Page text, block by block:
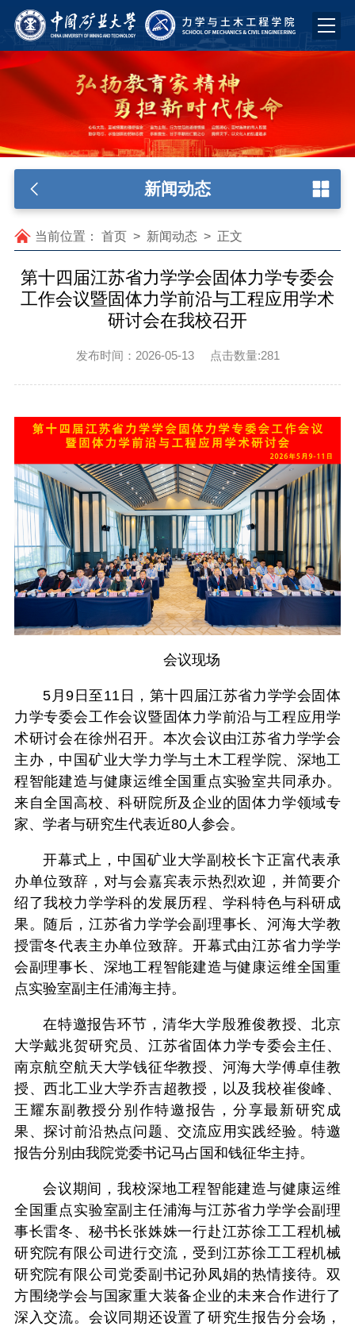
新闻动态
当前位置： 首页> 新闻动态> 正文
第十四届江苏省力学学会固体力学专委会
工作会议暨固体力学前沿与工程应用学术
研讨会在我校召开
发布时间：2026-05-13 点击数量:281
会议现场
5月9日至11日，第十四届江苏省力学学会固体
力学专委会工作会议暨固体力学前沿与工程应用学
术研讨会在徐州召开。本次会议由江苏省力学学会
主办，中国矿业大学力学与土木工程学院、深地工
程智能建造与健康运维全国重点实验室共同承办。
来自全国高校、科研院所及企业的固体力学领域专
家、学者与研究生代表近80人参会。
开幕式上，中国矿业大学副校长卞正富代表承
办单位致辞，对与会嘉宾表示热烈欢迎，并简要介
绍了我校力学学科的发展历程、学科特色与科研成
果。随后，江苏省力学学会副理事长、河海大学教
授雷冬代表主办单位致辞。开幕式由江苏省力学学
会副理事长、深地工程智能建造与健康运维全国重
点实验室副主任浦海主持。
在特邀报告环节，清华大学殷雅俊教授、北京
大学戴兆贺研究员、江苏省固体力学专委会主任、
南京航空航天大学钱征华教授、河海大学傅卓佳教
授、西北工业大学乔吉超教授，以及我校崔俊峰、
王耀东副教授分别作特邀报告，分享最新研究成
果、探讨前沿热点问题、交流应用实践经验。特邀
报告分别由我院党委书记马占国和钱征华主持。
会议期间，我校深地工程智能建造与健康运维
全国重点实验室副主任浦海与江苏省力学学会副理
事长雷冬、秘书长张姝姝一行赴江苏徐工工程机械
研究院有限公司进行交流，受到江苏徐工工程机械
研究院有限公司党委副书记孙凤娟的热情接待。双
方围绕学会与国家重大装备企业的未来合作进行了
深入交流。会议同期还设置了研究生报告分会场，